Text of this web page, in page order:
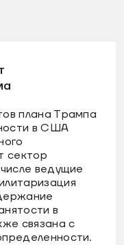
плана Трампа
в США
сектор
ведущие
в
связана с